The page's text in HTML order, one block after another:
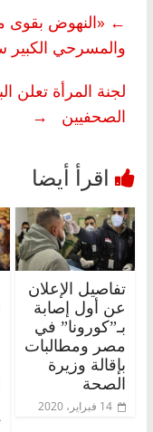
← «النهوض بقوى
والمسرحي الكبير
لجنة المرأة تعلن
الصحفيين
→
تفاصيل الإعلان
عن أول إصابة
بـ”كورونا” في
مصر ومطالبات
بإقالة وزيرة
الصحة
14 فبراير، 2020